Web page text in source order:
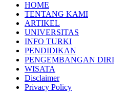
HOME
TENTANG KAMI
ARTIKEL
UNIVERSITAS
INFO TURKI
PENDIDIKAN
PENGEMBANGAN DIRI
WISATA
Disclaimer
Privacy Policy